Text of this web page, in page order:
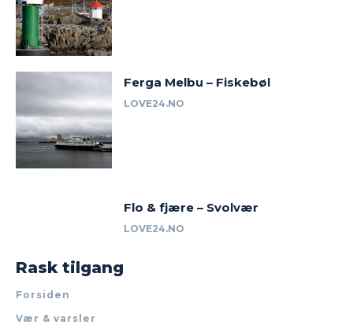
Ferga Melbu – Fiskebøl
LOVE24.NO
Flo & fjære – Svolvær
LOVE24.NO
Rask tilgang
Forsiden
Vær & varsler